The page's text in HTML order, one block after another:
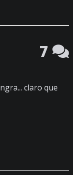
7
claro que